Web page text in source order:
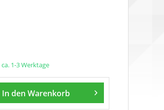
1-3 Werktage
In den Warenkorb